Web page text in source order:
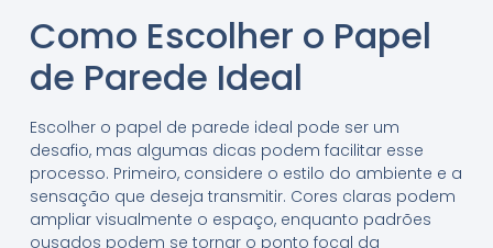
Como Escolher o Papel
de Parede Ideal
Escolher o papel de parede ideal pode ser um
desafio, mas algumas dicas podem facilitar esse
processo. Primeiro, considere o estilo do ambiente e a
sensação que deseja transmitir. Cores claras podem
ampliar visualmente o espaço, enquanto padrões
ousados podem se tornar o ponto focal da